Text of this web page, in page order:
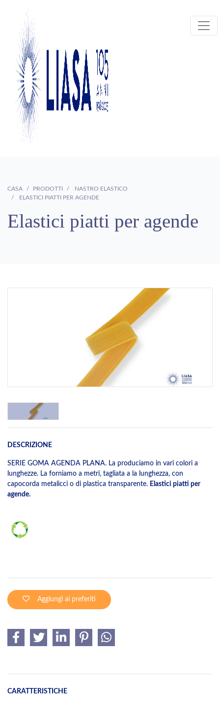
CASA PRODOTTI
NASTRO ELASTICO
ELASTICI PIATTI PER AGENDE
Elastici piatti per agende
DESCRIZIONE
SERIE GOMA AGENDA PLANA. La produciamo in vari colori a
lunghezze. La forniamo a metri, tagliata a la lunghezza, con
capocorda metalicci o di plastica transparente. Elastici piatti per
agende.
Aggiungi ai preferiti
CARATTERISTICHE